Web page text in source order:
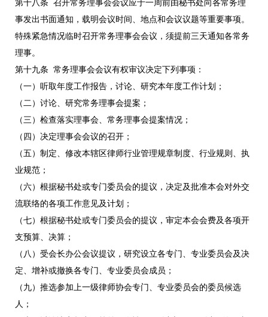
第十八条 召开常务理事会会议应于一周前由秘书处向各常务理
事发出书面通知，载明会议时间、地点和会议议题等重要事项。
特殊紧急情况临时召开常务理事会会议，须提前三天通知各常务
理事。
第十九条 常务理事会会议有权审议决定下列事项：
（一）听取年度工作报告，讨论、研究本年度工作计划；
（二）讨论、研究常务理事会提案；
（三）检查落实理事会、常务理事会提案情况；
（四）决定理事会会议的召开；
（五）制定、修改本辖区律师行业管理规章制度、行业规则、执
业规范；
（六）根据秘书处或专门委员会的提议，决定及批准本会对外交
流联络的各项工作意见及计划；
（七）根据秘书处或专门委员会的提议，审定本会会费及各项开
支预算、决算；
（八）受会长办公会议提议，研究设立各专门、专业委员会及决
定、增补或撤换各专门、专业委员会成员；
（九）推选参加上一级律师协会专门、专业委员会的委员候选
人；